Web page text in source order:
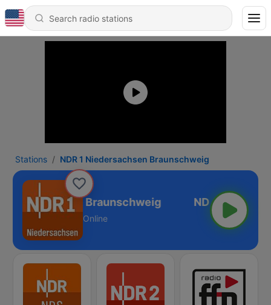
Stations NDR 1 Niedersachsen Braunschweig
Niedersachsen Braunschweig
Online